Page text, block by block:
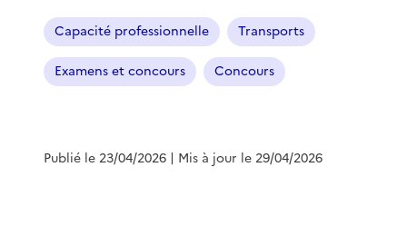
Capacité professionnelle Transports
Examens et concours Concours
Publié le 23/04/2026 | Mis à jour le 29/04/2026